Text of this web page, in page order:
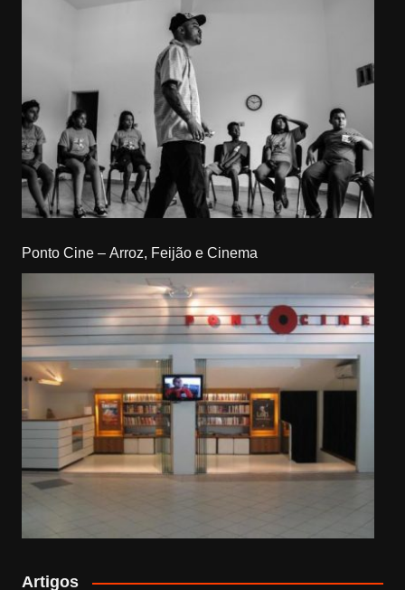
Ponto Cine – Arroz, Feijão e Cinema
Artigos